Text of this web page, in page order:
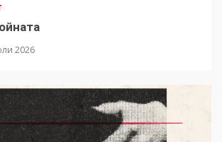
2026